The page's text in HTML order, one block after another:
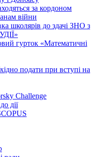
за кордоном
війни
школярів до здачі ЗНО з
гурток «Математичні
подати при вступі на
Challenge
дії